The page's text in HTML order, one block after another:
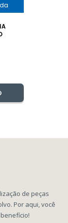
de peças
Por aqui, você